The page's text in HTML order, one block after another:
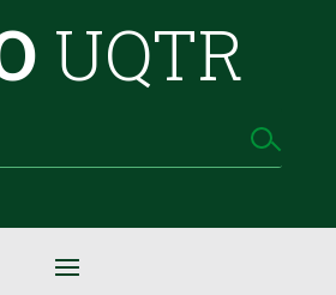
UQTR